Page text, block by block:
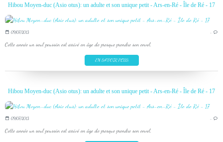
Hibou Moyen-duc (Asio otus): un adulte et son unique petit - Ars-en-Ré - Île de Ré - 17
09/07/2013 …
Cette année un seul poussin est arrivé en âge de presque prendre son envol.
EN SAVOIR PLUS
Hibou Moyen-duc (Asio otus): un adulte et son unique petit - Ars-en-Ré - Île de Ré - 17
09/07/2013 …
Cette année un seul poussin est arrivé en âge de presque prendre son envol.